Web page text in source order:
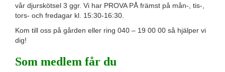
vår djurskötsel 3 ggr. Vi har PROVA PÅ främst på mån-, tis-,
tors- och fredagar kl. 15:30-16:30.
Kom till oss på gården eller ring 040 – 19 00 00 så hjälper vi
dig!
Som medlem får du